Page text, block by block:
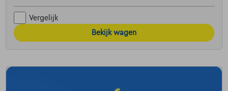
Vergelijk
Bekijk wagen